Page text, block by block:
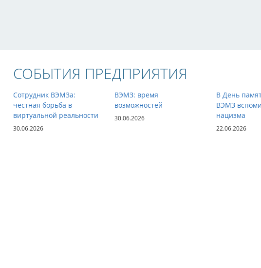
СОБЫТИЯ ПРЕДПРИЯТИЯ
Сотрудник ВЭМЗа:
честная борьба в
виртуальной реальности
30.06.2026
ВЭМЗ: время
возможностей
30.06.2026
В День
ВЭМЗ
нацизма
22.06.2026